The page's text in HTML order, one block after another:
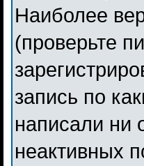
Наиболее
(проверьте
запись по
написали ни
неактивных